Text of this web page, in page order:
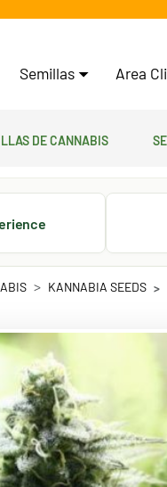
Semillas Area
de cannabis
KANNABIA SEEDS